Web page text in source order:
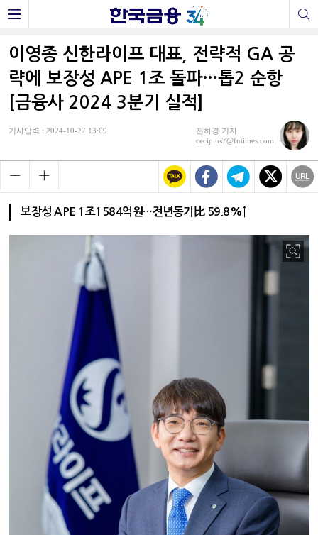
이영종 신한라이프 대표, 전략적 GA 공
략에 보장성 APE 1조 돌파…톱2 순항
[금융사 2024 3분기 실적]
기사입력 : 2024-10-27 13:09
전하경 기자
ceciplus7@fntimes.com
보장성 APE 1조1584억원…전년동기比 59.8%↑